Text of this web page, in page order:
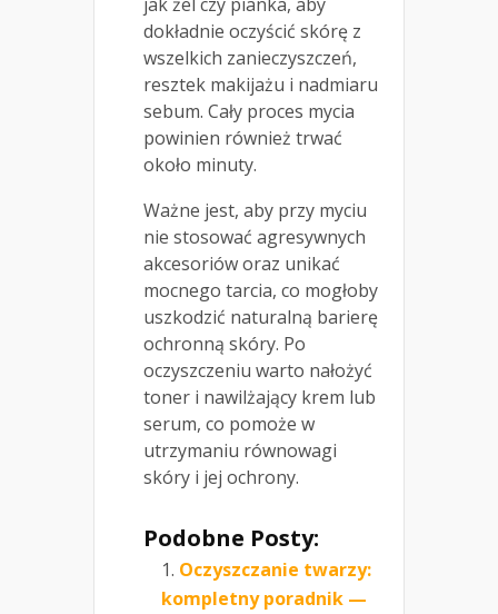
dokładnie oczyścić skórę z
wszelkich zanieczyszczeń,
resztek makijażu i nadmiaru
sebum. Cały proces mycia
powinien również trwać
około minuty.
Ważne jest, aby przy myciu
nie stosować agresywnych
akcesoriów oraz unikać
mocnego tarcia, co mogłoby
uszkodzić naturalną barierę
ochronną skóry. Po
oczyszczeniu warto nałożyć
toner i nawilżający krem lub
serum, co pomoże w
utrzymaniu równowagi
skóry i jej ochrony.
Podobne Posty:
Oczyszczanie twarzy:
kompletny poradnik —